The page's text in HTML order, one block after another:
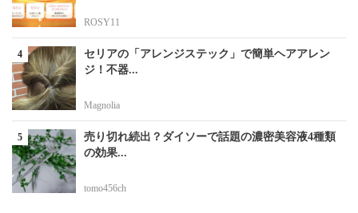
ROSY11
セリアの「アレンジステック」で簡単ヘアアレン
ジ！不器...
Magnolia
売り切れ続出？ダイソーで話題の濃密美容液4種類
の効果...
tomo456ch